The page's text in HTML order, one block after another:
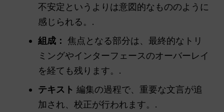
不安定というよりは意図的なもののように
感じられる。.
組成： 焦点となる部分は、最終的なトリ
ミングやインターフェースのオーバーレイ
を経ても残ります。.
テキスト 編集の過程で、重要な文言が追
加され、校正が行われます。.